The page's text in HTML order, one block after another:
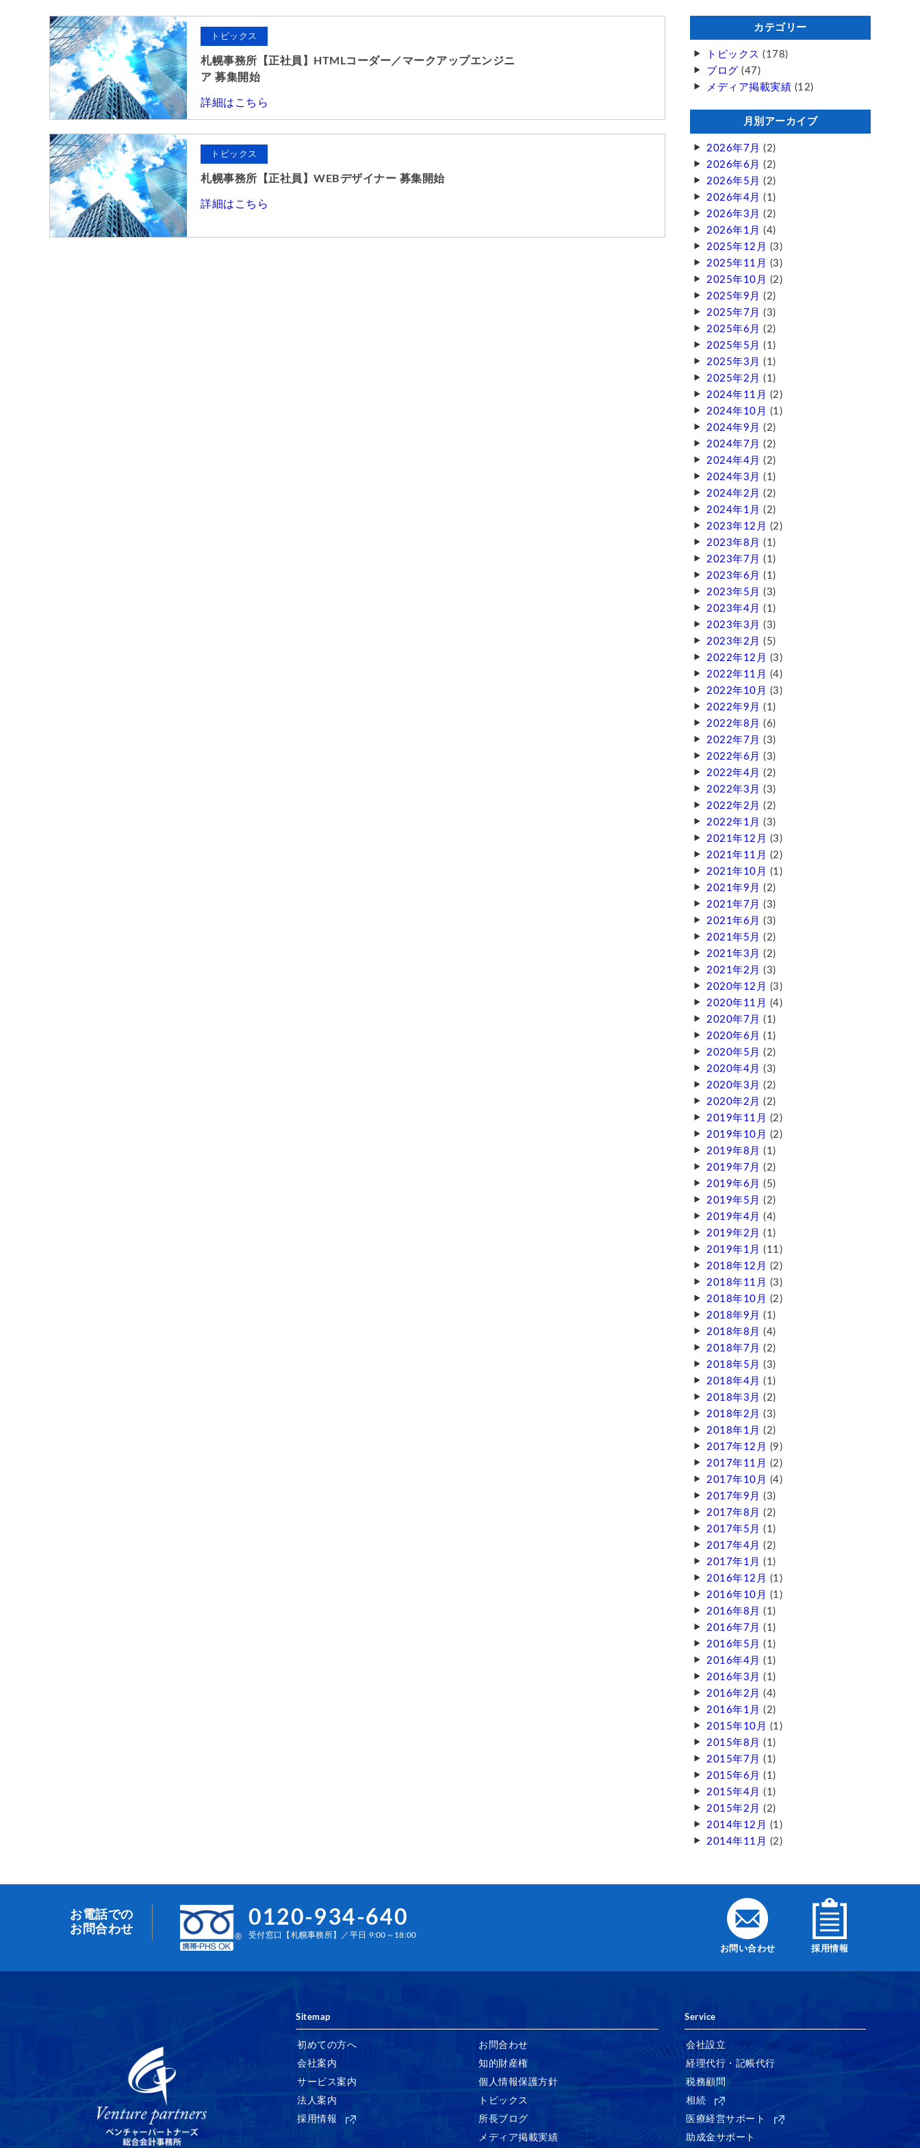
トピックス
札幌事務所【正社員】HTMLコーダー／マークアップエンジニ
ア 募集開始
詳細はこちら
トピックス
札幌事務所【正社員】WEBデザイナー 募集開始
詳細はこちら
カテゴリー
トピックス (178)
ブログ (47)
メディア掲載実績 (12)
月別アーカイブ
2026年7月 (2)
2026年6月 (2)
2026年5月 (2)
2026年4月 (1)
2026年3月 (2)
2026年1月 (4)
2025年12月 (3)
2025年11月 (3)
2025年10月 (2)
2025年9月 (2)
2025年7月 (3)
2025年6月 (2)
2025年5月 (1)
2025年3月 (1)
2025年2月 (1)
2024年11月 (2)
2024年10月 (1)
2024年9月 (2)
2024年7月 (2)
2024年4月 (2)
2024年3月 (1)
2024年2月 (2)
2024年1月 (2)
2023年12月 (2)
2023年8月 (1)
2023年7月 (1)
2023年6月 (1)
2023年5月 (3)
2023年4月 (1)
2023年3月 (3)
2023年2月 (5)
2022年12月 (3)
2022年11月 (4)
2022年10月 (3)
2022年9月 (1)
2022年8月 (6)
2022年7月 (3)
2022年6月 (3)
2022年4月 (2)
2022年3月 (3)
2022年2月 (2)
2022年1月 (3)
2021年12月 (3)
2021年11月 (2)
2021年10月 (1)
2021年9月 (2)
2021年7月 (3)
2021年6月 (3)
2021年5月 (2)
2021年3月 (2)
2021年2月 (3)
2020年12月 (3)
2020年11月 (4)
2020年7月 (1)
2020年6月 (1)
2020年5月 (2)
2020年4月 (3)
2020年3月 (2)
2020年2月 (2)
2019年11月 (2)
2019年10月 (2)
2019年8月 (1)
2019年7月 (2)
2019年6月 (5)
2019年5月 (2)
2019年4月 (4)
2019年2月 (1)
2019年1月 (11)
2018年12月 (2)
2018年11月 (3)
2018年10月 (2)
2018年9月 (1)
2018年8月 (4)
2018年7月 (2)
2018年5月 (3)
2018年4月 (1)
2018年3月 (2)
2018年2月 (3)
2018年1月 (2)
2017年12月 (9)
2017年11月 (2)
2017年10月 (4)
2017年9月 (3)
2017年8月 (2)
2017年5月 (1)
2017年4月 (2)
2017年1月 (1)
2016年12月 (1)
2016年10月 (1)
2016年8月 (1)
2016年7月 (1)
2016年5月 (1)
2016年4月 (1)
2016年3月 (1)
2016年2月 (4)
2016年1月 (2)
2015年10月 (1)
2015年8月 (1)
2015年7月 (1)
2015年6月 (1)
2015年4月 (1)
2015年2月 (2)
2014年12月 (1)
2014年11月 (2)
お電話での
お問合わせ
0120-934-640
受付窓口【札幌事務所】／平日 9:00～18:00
採用情報
お問い合わせ
Sitemap
初めての方へ
会社案内
サービス案内
法人案内
採用情報
お問合わせ
知的財産権
個人情報保護方針
トピックス
所長ブログ
メディア掲載実績
Service
会社設立
経理代行・記帳代行
税務顧問
相続
医療経営サポート
助成金サポート